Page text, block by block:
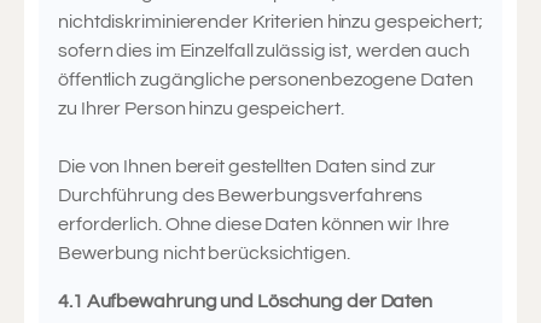
nichtdiskriminierender Kriterien hinzu gespeichert;
sofern dies im Einzelfall zulässig ist, werden auch
öffentlich zugängliche personenbezogene Daten
zu Ihrer Person hinzu gespeichert.
Die von Ihnen bereit gestellten Daten sind zur
Durchführung des Bewerbungsverfahrens
erforderlich. Ohne diese Daten können wir Ihre
Bewerbung nicht berücksichtigen.
4.1 Aufbewahrung und Löschung der Daten